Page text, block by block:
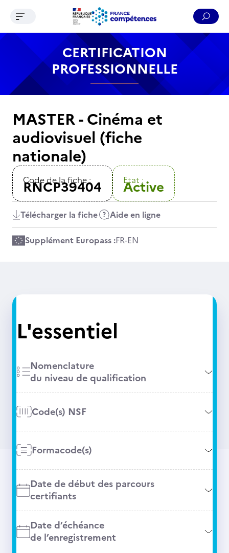
Contenu Recherche Menu Pied de page
Ouvrir le menu de navigation
CERTIFICATION
PROFESSIONNELLE
MASTER - Cinéma et
audiovisuel (fiche
nationale)
Code de la fiche :
RNCP39404 Etat :
Active
Télécharger la fiche Aide en ligne
Supplément Europass :FR-EN
L'essentiel
Nomenclature
du niveau de qualification
Code(s) NSF
Formacode(s)
Date de début des parcours
certifiants
Date d’échéance
de l’enregistrement